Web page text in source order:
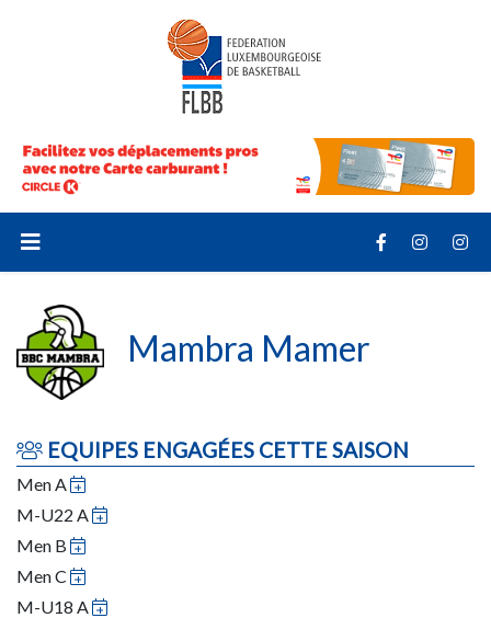
Mambra Mamer
EQUIPES ENGAGÉES CETTE SAISON
Men A
M-U22 A
Men B
Men C
M-U18 A